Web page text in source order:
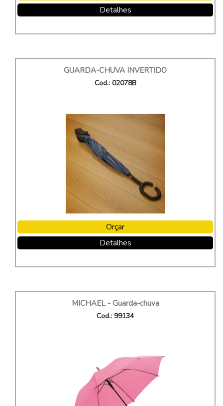
Detalhes
GUARDA-CHUVA INVERTIDO
Cod.: 02078B
Orçar
Detalhes
MICHAEL - Guarda-chuva
Cod.: 99134